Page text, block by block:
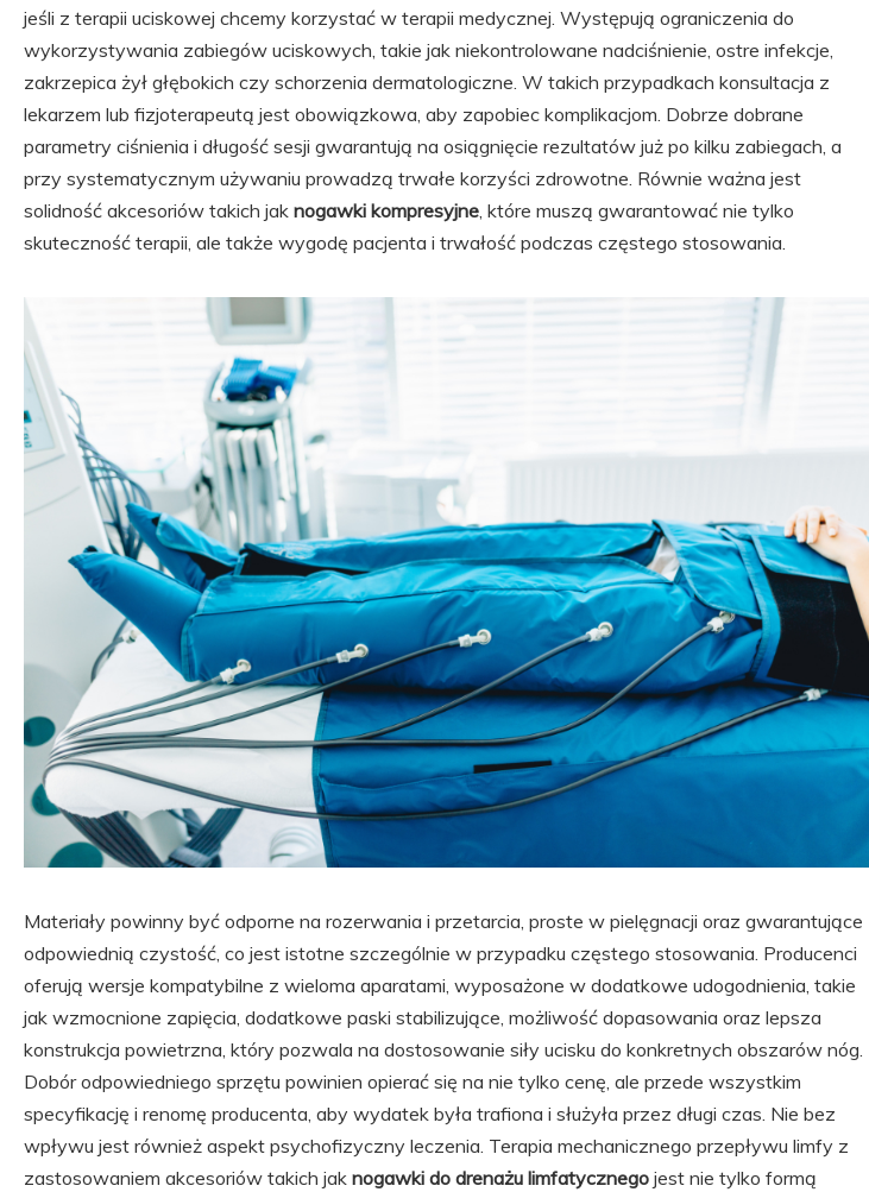
jeśli z terapii uciskowej chcemy korzystać w terapii medycznej. Występują ograniczenia do
wykorzystywania zabiegów uciskowych, takie jak niekontrolowane nadciśnienie, ostre infekcje,
zakrzepica żył głębokich czy schorzenia dermatologiczne. W takich przypadkach konsultacja z
lekarzem lub fizjoterapeutą jest obowiązkowa, aby zapobiec komplikacjom. Dobrze dobrane
parametry ciśnienia i długość sesji gwarantują na osiągnięcie rezultatów już po kilku zabiegach, a
przy systematycznym używaniu prowadzą trwałe korzyści zdrowotne. Równie ważna jest
solidność akcesoriów takich jak nogawki kompresyjne, które muszą gwarantować nie tylko
skuteczność terapii, ale także wygodę pacjenta i trwałość podczas częstego stosowania.
Materiały powinny być odporne na rozerwania i przetarcia, proste w pielęgnacji oraz gwarantujące
odpowiednią czystość, co jest istotne szczególnie w przypadku częstego stosowania. Producenci
oferują wersje kompatybilne z wieloma aparatami, wyposażone w dodatkowe udogodnienia, takie
jak wzmocnione zapięcia, dodatkowe paski stabilizujące, możliwość dopasowania oraz lepsza
konstrukcja powietrzna, który pozwala na dostosowanie siły ucisku do konkretnych obszarów nóg.
Dobór odpowiedniego sprzętu powinien opierać się na nie tylko cenę, ale przede wszystkim
specyfikację i renomę producenta, aby wydatek była trafiona i służyła przez długi czas. Nie bez
wpływu jest również aspekt psychofizyczny leczenia. Terapia mechanicznego przepływu limfy z
zastosowaniem akcesoriów takich jak nogawki do drenażu limfatycznego jest nie tylko formą